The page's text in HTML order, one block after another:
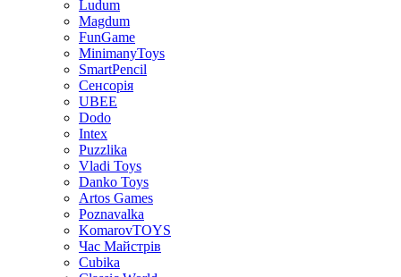
Ludum
Magdum
FunGame
MinimanyToys
SmartPencil
Сенсорія
UBEE
Dodo
Intex
Puzzlika
Vladi Toys
Danko Toys
Artos Games
Poznavalka
KomarovTOYS
Час Майстрів
Cubika